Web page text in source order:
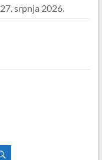
27. srpnja 2026.